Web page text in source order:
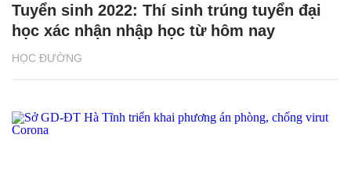
HỌC ĐƯỜNG
Tuyển sinh 2022: Thí sinh trúng tuyển đại
học xác nhận nhập học từ hôm nay